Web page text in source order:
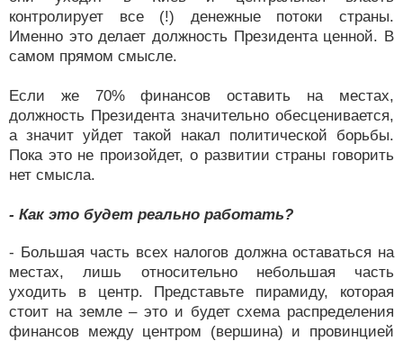
контролирует все (!) денежные потоки страны.
Именно это делает должность Президента ценной. В
самом прямом смысле.
Если же 70% финансов оставить на местах,
должность Президента значительно обесценивается,
а значит уйдет такой накал политической борьбы.
Пока это не произойдет, о развитии страны говорить
нет смысла.
- Как это будет реально работать?
- Большая часть всех налогов должна оставаться на
местах, лишь относительно небольшая часть
уходить в центр. Представьте пирамиду, которая
стоит на земле – это и будет схема распределения
финансов между центром (вершина) и провинцией